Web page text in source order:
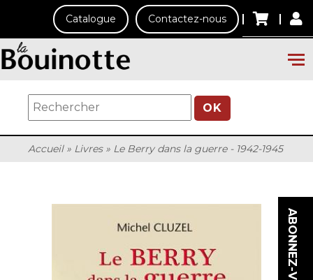
Catalogue Contactez-nous
OK
Accueil» Livres» Le Berry dans la guerre - 1942-1945
ABONNEZ-VOUS